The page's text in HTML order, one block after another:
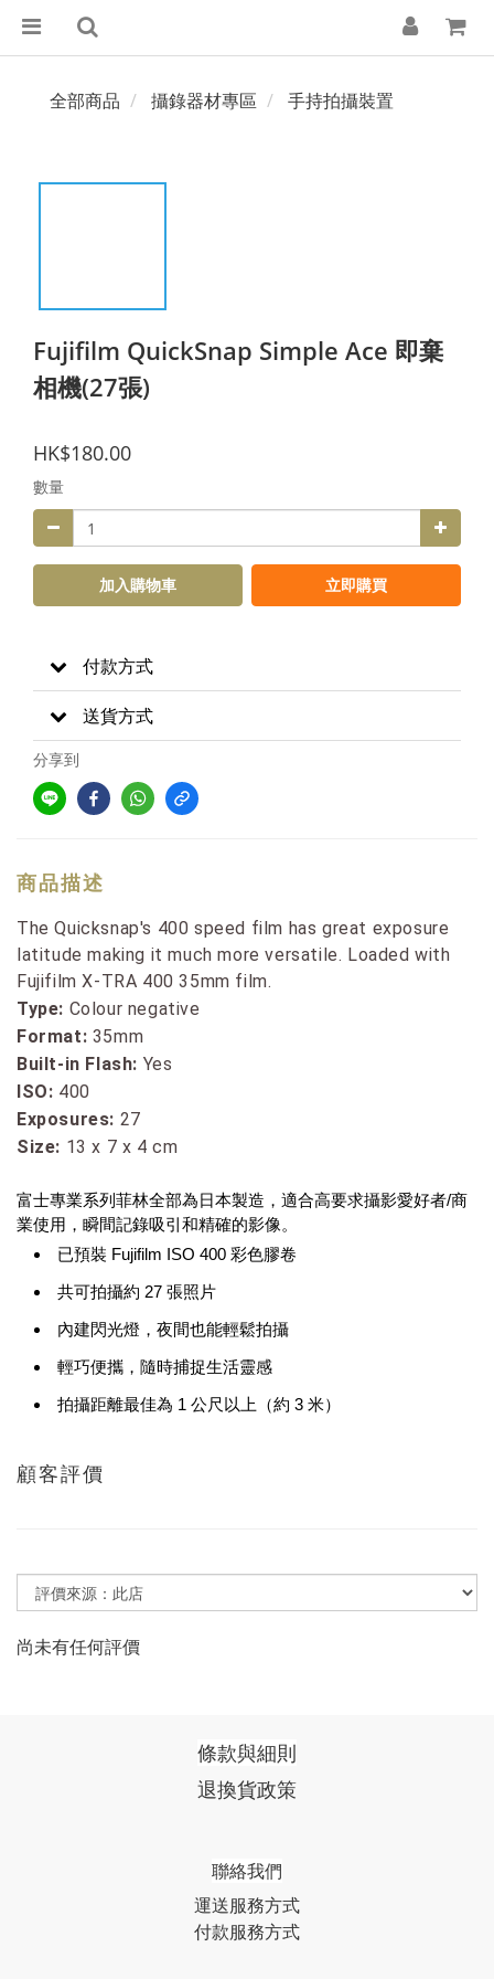
全部商品 攝錄器材專區 手持拍攝裝置
Fujifilm QuickSnap Simple Ace 即棄
相機(27張)
HK$180.00
數量
加入購物車 立即購買
付款方式
送貨方式
分享到
商品描述
The Quicksnap's 400 speed film has great exposure
latitude making it much more versatile. Loaded with
Fujifilm X-TRA 400 35mm film.
Type: Colour negative
Format: 35mm
Built-in Flash: Yes
ISO: 400
Exposures: 27
Size: 13 x 7 x 4 cm
富士專業系列菲林全部為日本製造，適合高要求攝影愛好者/商
業使用，瞬間記錄吸引和精確的影像。
已預裝 Fujifilm ISO 400 彩色膠卷
共可拍攝約 27 張照片
內建閃光燈，夜間也能輕鬆拍攝
輕巧便攜，隨時捕捉生活靈感
拍攝距離最佳為 1 公尺以上（約 3 米）
顧客評價
尚未有任何評價
條款與細則
退換貨政策
聯絡我們
運送服務方式
付款服務方式